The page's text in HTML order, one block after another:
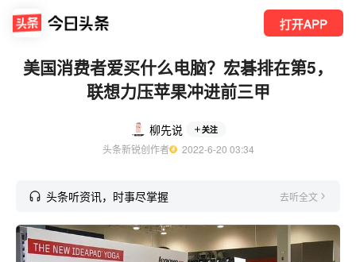
打开APP
美国消费者爱买什么电脑？宏碁排在第5，
联想力压苹果冲进前三甲
柳先说 关注
头条新锐创作者
  2022-6-20 03:34
头条听资讯，时事尽掌握 去听全文